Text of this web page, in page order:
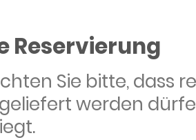
Reservierung
Sie bitte, dass
werden